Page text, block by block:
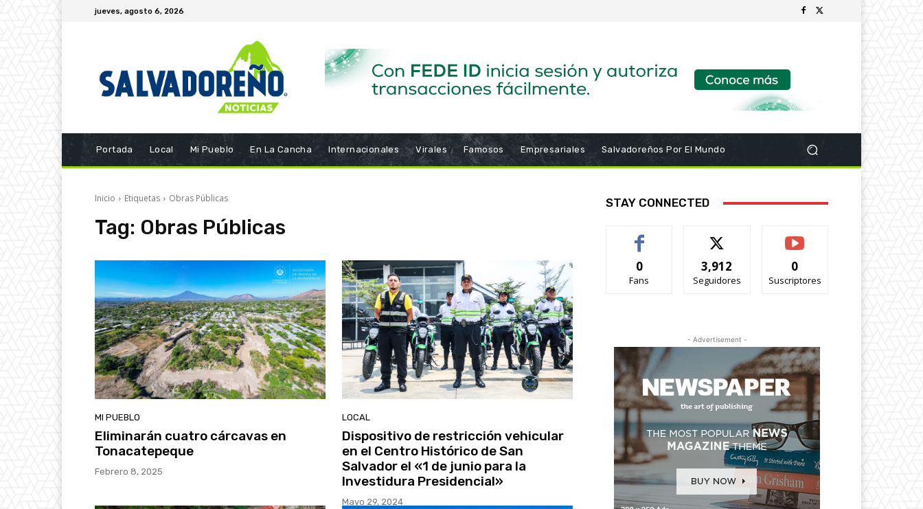
jueves, agosto 6, 2026
Portada Local Mi Pueblo En La Cancha Internacionales Virales Famosos Empresariales Salvadoreños Por El Mundo
Inicio Etiquetas Obras Públicas
Tag: Obras Públicas
MI PUEBLO
Eliminarán cuatro cárcavas en
Tonacatepeque
Febrero 8, 2025
LOCAL
Dispositivo de restricción vehicular
en el Centro Histórico de San
Salvador el «1 de junio para la
Investidura Presidencial»
Mayo 29, 2024
STAY CONNECTED
0
Fans
3,912
Seguidores
0
Suscriptores
- Advertisement -